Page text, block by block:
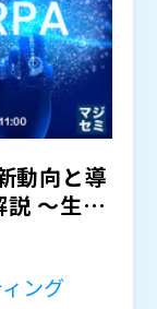
造性の高い業
をお伝えしま
動向と導
～生産
ング